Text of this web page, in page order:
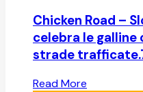
Chicken Road –
celebra le galline
strade
Read More